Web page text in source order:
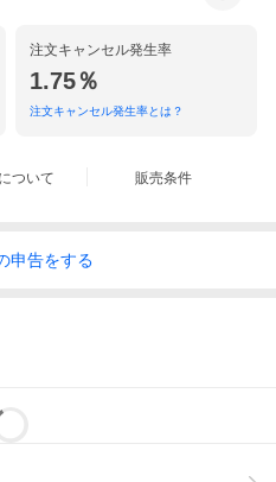
ィズニー・
カ
dtsHD
注文キャンセル発生率
1.75％
注文キャンセル発生率とは？
ついて 販売条件
申告をする